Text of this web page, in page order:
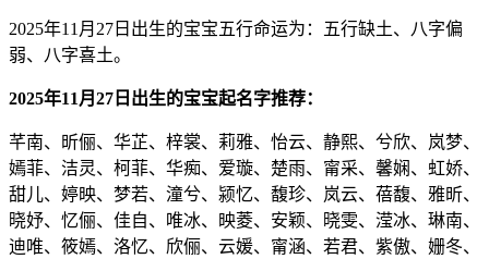
2025年11月27日出生的宝宝五行命运为：五行缺土、八字偏
弱、八字喜土。
2025年11月27日出生的宝宝起名字推荐：
芊南、昕俪、华芷、梓裳、莉雅、怡云、静熙、兮欣、岚梦、
嫣菲、洁灵、柯菲、华痴、爱璇、楚雨、甯采、馨娴、虹娇、
甜儿、婷映、梦若、潼兮、颍忆、馥珍、岚云、蓓馥、雅昕、
晓妤、忆俪、佳自、唯冰、映菱、安颖、晓雯、滢冰、琳南、
迪唯、筱嫣、洛忆、欣俪、云媛、甯涵、若君、紫傲、姗冬、